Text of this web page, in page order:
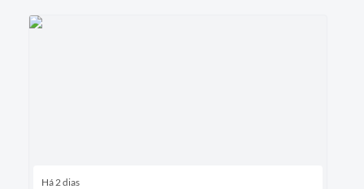
Há 2 dias